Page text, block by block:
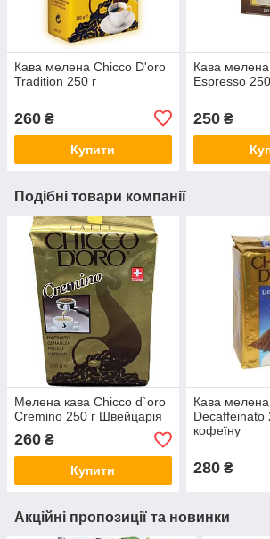
Кава мелена Chicco D'oro
Tradition 250 г
260 ₴
Купити
Кава
Espresso
250₴
Подібні товари компанії
Мелена кава Chicco d`oro
Cremino 250 г Швейцарія
260 ₴
Купити
Кава
Decaffeinato
кофеїну
280₴
Акційні пропозиції та новинки